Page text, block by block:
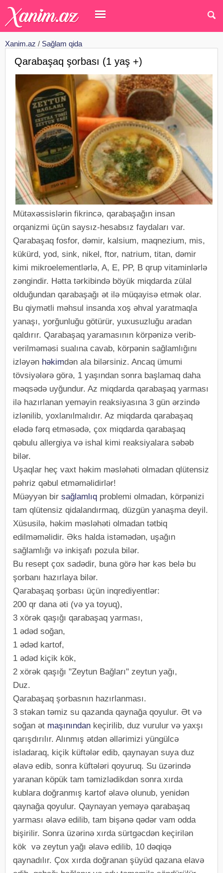
Xanim.az / Sağlam qida
Qarabaşaq şorbası (1 yaş +)
Mütəxəssislərin fikrincə, qarabaşağın insan
orqanizmi üçün saysız-hesabsız faydaları var.
Qarabaşaq fosfor, dəmir, kalsium, maqnezium, mis,
kükürd, yod, sink, nikel, ftor, natrium, titan, dəmir
kimi mikroelementlərlə, A, E, PP, B qrup vitaminlərlə
zəngindir. Hətta tərkibində böyük miqdarda zülal
olduğundan qarabaşağı ət ilə müqayisə etmək olar.
Bu qiymətli məhsul insanda xoş əhval yaratmaqla
yanaşı, yorğunluğu götürür, yuxusuzluğu aradan
qaldırır. Qarabaşaq yaramasının körpənizə verib-
verilməməsi sualına cavab, körpənin sağlamlığını
izləyən həkimdən ala bilərsiniz. Ancaq ümumi
tövsiyələrə görə, 1 yaşından sonra başlamaq daha
məqsədə uyğundur. Az miqdarda qarabaşaq yarması
ilə hazırlanan yeməyin reaksiyasına 3 gün ərzində
izlənilib, yoxlanılmalıdır. Az miqdarda qarabaşaq
elədə fərq etməsədə, çox miqdarda qarabaşaq
qəbulu allergiya və ishal kimi reaksiyalara səbəb
bilər.
Uşaqlar heç vaxt həkim məsləhəti olmadan qlütensiz
pəhriz qəbul etməməlidirlər!
Müəyyən bir sağlamlıq problemi olmadan, körpənizi
tam qlütensiz qidalandırmaq, düzgün yanaşma deyil.
Xüsusilə, həkim məsləhəti olmadan tətbiq
edilməməlidir. Əks halda istəmədən, uşağın
sağlamlığı və inkişafı pozula bilər.
Bu resept çox sadədir, buna görə hər kəs belə bu
şorbanı hazırlaya bilər.
Qarabaşaq şorbası üçün inqrediyentlər:
200 qr dana əti (və ya toyuq),
3 xörək qaşığı qarabaşaq yarması,
1 ədəd soğan,
1 ədəd kartof,
1 ədəd kiçik kök,
2 xörək qaşığı "Zeytun Bağları" zeytun yağı,
Duz.
Qarabaşaq şorbasnın hazırlanması.
3 stəkan təmiz su qazanda qaynağa qoyulur. Ət və
soğan ət maşınından keçirilib, duz vurulur və yaxşı
qarışdırılır. Alınmış ətdən əllərimizi yüngülcə
isladaraq, kiçik küftələr edib, qaynayan suya duz
əlavə edib, sonra küftələri qoyuruq. Su üzərində
yaranan köpük tam təmizlədikdən sonra xırda
kublara doğranmış kartof əlavə olunub, yenidən
qaynağa qoyulur. Qaynayan yeməyə qarabaşaq
yarması əlavə edilib, tam bişənə qədər vam odda
bişirilir. Sonra üzərinə xırda sürtgəcdən keçirilən
kök və zeytun yağı əlavə edilib, 10 dəqiqə
qaynadılır. Çox xırda doğranan şüyüd qazana elavə